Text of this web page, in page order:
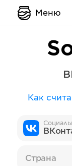
Меню
Как
Страна